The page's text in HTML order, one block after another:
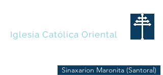
Iglesia Católica Oriental
Sinaxarion Maronita (Santoral)